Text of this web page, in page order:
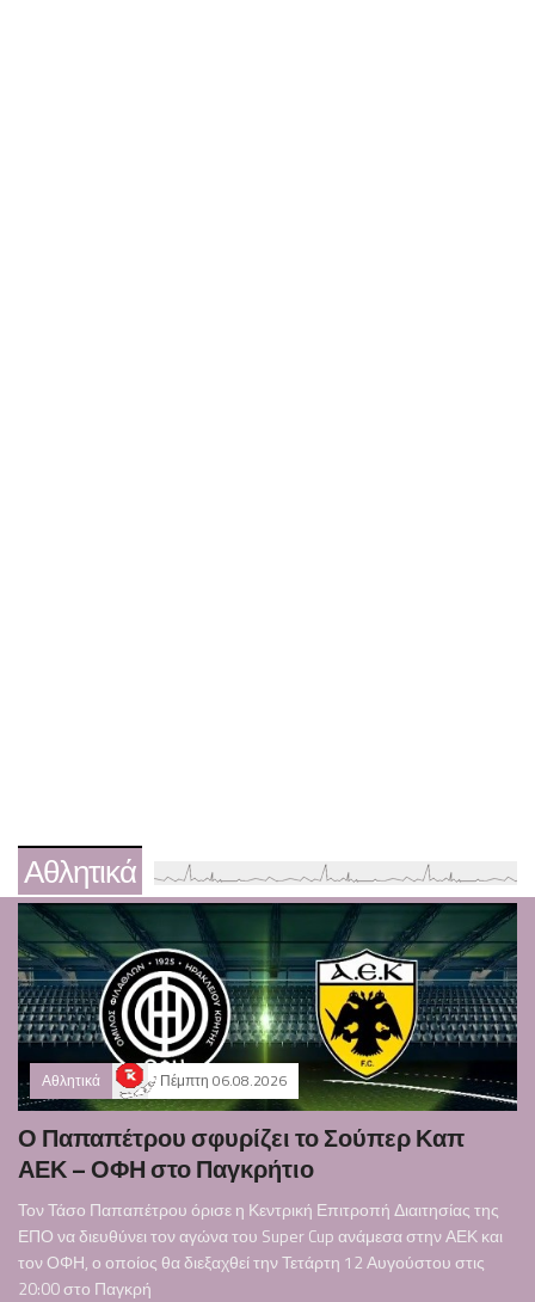
Αθλητικά
Αθλητικά Πέμπτη 06.08.2026
Ο Παπαπέτρου σφυρίζει το Σούπερ Καπ
ΑΕΚ – ΟΦΗ στο Παγκρήτιο
Τον Τάσο Παπαπέτρου όρισε η Κεντρική Επιτροπή Διαιτησίας της
ΕΠΟ να διευθύνει τον αγώνα του Super Cup ανάμεσα στην ΑΕΚ και
τον ΟΦΗ, ο οποίος θα διεξαχθεί την Τετάρτη 12 Αυγούστου στις
20:00 στο Παγκρή